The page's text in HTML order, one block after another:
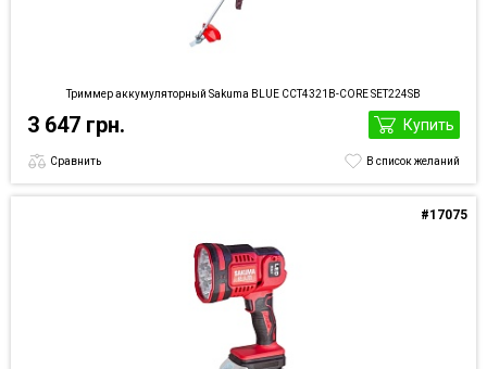
Триммер аккумуляторный Sakuma BLUE CCT4321B-CORE SET224SB
3 647 грн. Купить
Сравнить В список желаний
#17075